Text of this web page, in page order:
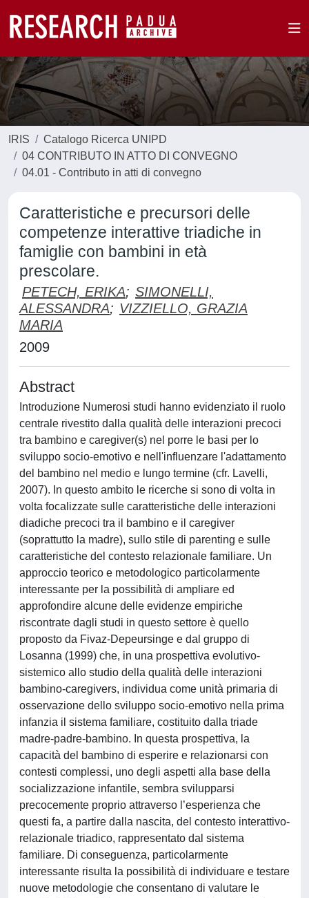
IRIS
Catalogo Ricerca UNIPD
04 CONTRIBUTO IN ATTO DI CONVEGNO
04.01 - Contributo in atti di convegno
Caratteristiche e precursori delle
competenze interattive triadiche in
famiglie con bambini in età
prescolare.
PETECH, ERIKA; SIMONELLI,
ALESSANDRA; VIZZIELLO, GRAZIA
MARIA
2009
Abstract
Introduzione Numerosi studi hanno evidenziato il ruolo
centrale rivestito dalla qualità delle interazioni precoci
tra bambino e caregiver(s) nel porre le basi per lo
sviluppo socio-emotivo e nell'influenzare l'adattamento
del bambino nel medio e lungo termine (cfr. Lavelli,
2007). In questo ambito le ricerche si sono di volta in
volta focalizzate sulle caratteristiche delle interazioni
diadiche precoci tra il bambino e il caregiver
(soprattutto la madre), sullo stile di parenting e sulle
caratteristiche del contesto relazionale familiare. Un
approccio teorico e metodologico particolarmente
interessante per la possibilità di ampliare ed
approfondire alcune delle evidenze empiriche
riscontrate dagli studi in questo settore è quello
proposto da Fivaz-Depeursinge e dal gruppo di
Losanna (1999) che, in una prospettiva evolutivo-
sistemico allo studio della qualità delle interazioni
bambino-caregivers, individua come unità primaria di
osservazione dello sviluppo socio-emotivo nella prima
infanzia il sistema familiare, costituito dalla triade
madre-padre-bambino. In questa prospettiva, la
capacità del bambino di esperire e relazionarsi con
contesti complessi, uno degli aspetti alla base della
socializzazione infantile, sembra svilupparsi
precocemente proprio attraverso l’esperienza che
questi fa, a partire dalla nascita, del contesto interattivo-
relazionale triadico, rappresentato dal sistema
familiare. Di conseguenza, particolarmente
interessante risulta la possibilità di individuare e testare
nuove metodologie che consentano di valutare le